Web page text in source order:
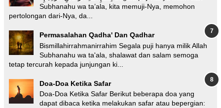
Subhanahu wa ta’ala, kita memuji-Nya, memohon
pertolongan dari-Nya, da...
Permasalahan Qadha' Dan Qadhar
Bismillahirrahmanirrahim Segala puji hanya milik Allah
Subhanahu wa ta'ala, shalawat dan salam semoga
tetap tercurah kepada junjungan ki...
Doa-Doa Ketika Safar
Doa-Doa Ketika Safar Berikut beberapa doa yang
dapat dibaca ketika melakukan safar atau bepergian: